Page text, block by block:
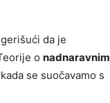
da je
o nadnaravnim
se suočavamo s